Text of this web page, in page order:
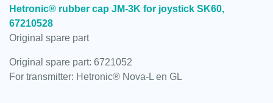
Hetronic® rubber cap JM-3K for joystick SK60,
67210528
Original spare part
Original spare part: 6721052
For transmitter: Hetronic® Nova-L en GL